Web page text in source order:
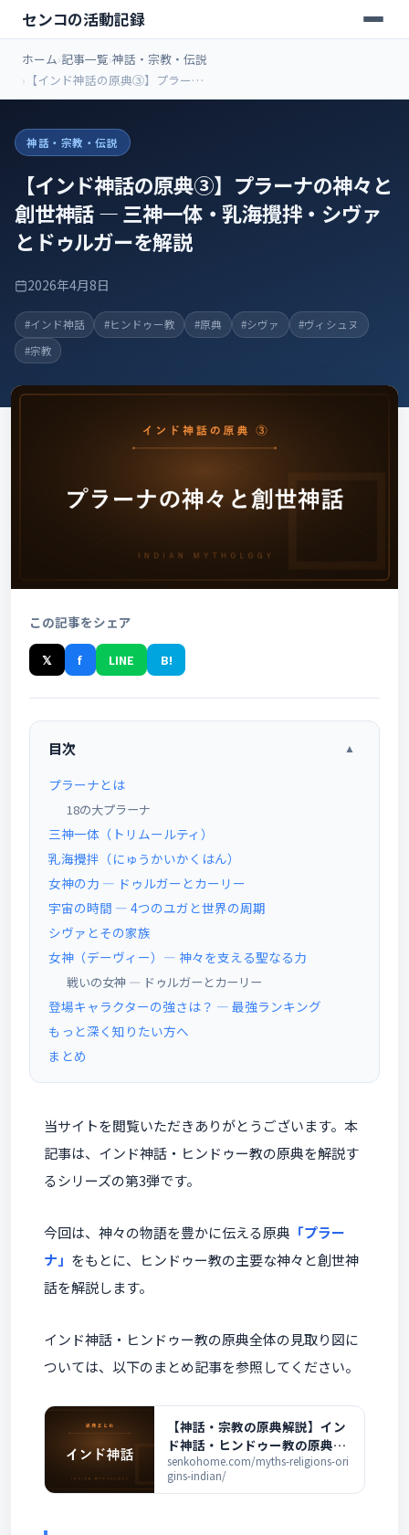
センコの活動記録
ホーム 記事一覧 神話・宗教・伝説
【インド神話の原典③】プラーナ
の神々と創世神話 ― 三神一体・乳
神話・宗教・伝説
【インド神話の原典③】プラーナの神々と
創世神話 ― 三神一体・乳海攪拌・シヴァ
とドゥルガーを解説
2026年4月8日
#インド神話 #ヒンドゥー教 #原典 #シヴァ
#ヴィシュヌ
#宗教
この記事をシェア
𝕏 f LINE B!
目次 ▲
プラーナとは
18の大プラーナ
三神一体（トリムールティ）
乳海攪拌（にゅうかいかくはん）
女神の力 ― ドゥルガーとカーリー
宇宙の時間 ― 4つのユガと世界の周期
シヴァとその家族
女神（デーヴィー）― 神々を支える聖なる力
戦いの女神 ― ドゥルガーとカーリー
登場キャラクターの強さは？ ― 最強ランキング
もっと深く知りたい方へ
まとめ
当サイトを閲覧いただきありがとうございます。本
記事は、インド神話・ヒンドゥー教の原典を解説す
るシリーズの第3弾です。
今回は、神々の物語を豊かに伝える原典 「プラー
ナ」 をもとに、ヒンドゥー教の主要な神々と創世神
話を解説します。
インド神話・ヒンドゥー教の原典全体の見取り図に
ついては、以下のまとめ記事を参照してください。
【神話・宗教の原典解説】イン
ド神話・ヒンドゥー教の原典ま
とめ ― ヴェーダから二大叙事詩
まで
senkohome.com/myths-religions-ori
gins-indian/